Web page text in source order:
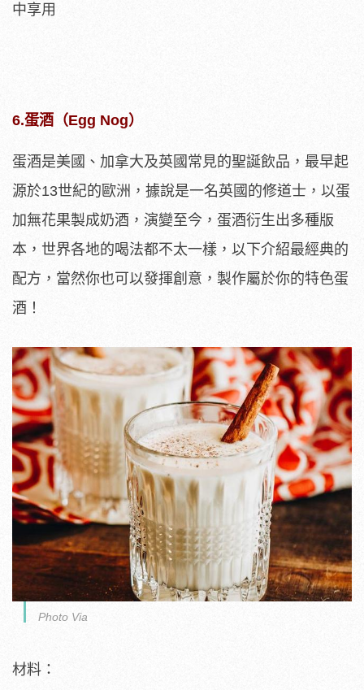
中享用
6.蛋酒（Egg Nog）
蛋酒是美國、加拿大及英國常見的聖誕飲品，最早起
源於13世紀的歐洲，據說是一名英國的修道士，以蛋
加無花果製成奶酒，演變至今，蛋酒衍生出多種版
本，世界各地的喝法都不太一樣，以下介紹最經典的
配方，當然你也可以發揮創意，製作屬於你的特色蛋
酒！
Photo Via
材料：